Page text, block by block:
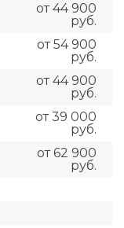
от 44 900
руб.
от 54 900
руб.
от 44 900
руб.
от 39 000
руб.
от 62 900
руб.